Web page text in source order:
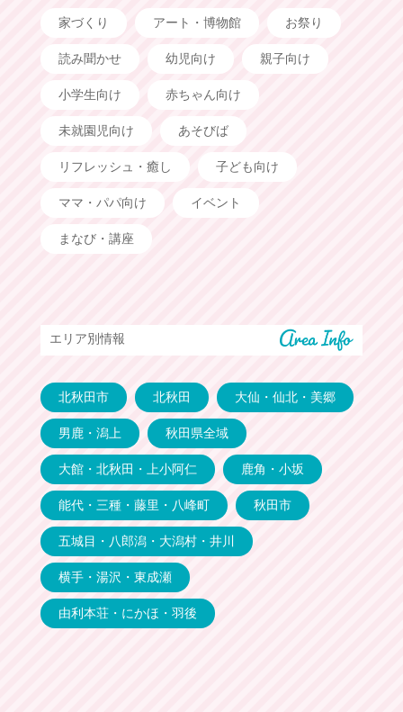
家づくり アート・博物館 お祭り
読み聞かせ 幼児向け 親子向け
小学生向け 赤ちゃん向け
未就園児向け あそびば
リフレッシュ・癒し 子ども向け
ママ・パパ向け イベント
まなび・講座
エリア別情報
北秋田市 北秋田 大仙・仙北・美郷
男鹿・潟上 秋田県全域
大館・北秋田・上小阿仁 鹿角・小坂
能代・三種・藤里・八峰町 秋田市
五城目・八郎潟・大潟村・井川
横手・湯沢・東成瀬
由利本荘・にかほ・羽後